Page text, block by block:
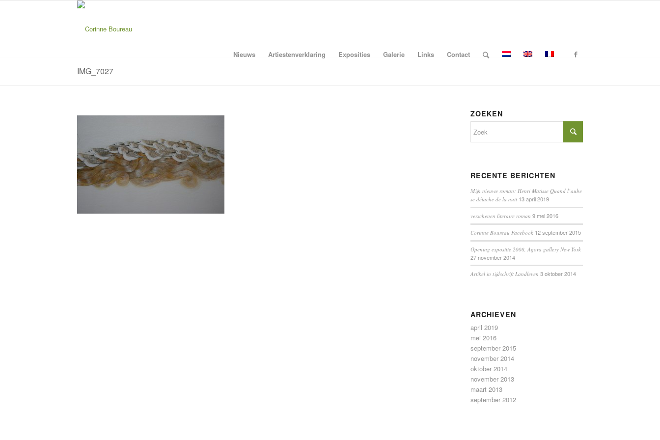
Nieuws Artiestenverklaring Exposities Galerie Links Contact
IMG_7027
ZOEKEN
RECENTE BERICHTEN
Mijn nieuwe roman: Henri Matisse Quand l’aube
se détache de la nuit 13 april 2019
verschenen literaire roman 9 mei 2016
Corinne Boureau Facebook 12 september 2015
Opening expositie 2008, Agora gallery New York
27 november 2014
Artikel in tijdschrift Landleven 3 oktober 2014
ARCHIEVEN
april 2019
mei 2016
september 2015
november 2014
oktober 2014
november 2013
maart 2013
september 2012